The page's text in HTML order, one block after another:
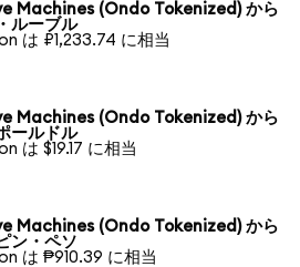
Machines (Ondo Tokenized) から
ルーブル
は ₽1,233.74 に相当
Machines (Ondo Tokenized) から
ールドル
は $19.17 に相当
Machines (Ondo Tokenized) から
ン・ペソ
は ₱910.39 に相当